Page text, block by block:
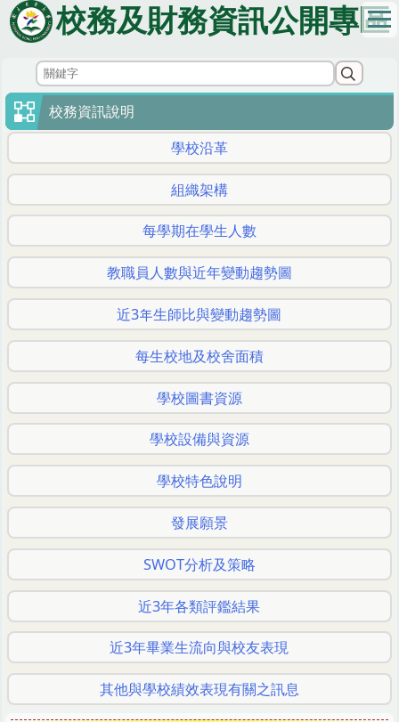
跳
到
內
容
區
校務及財務資訊公開專區
校務資訊說明
學校沿革
組織架構
每學期在學生人數
教職員人數與近年變動趨勢圖
近3年生師比與變動趨勢圖
每生校地及校舍面積
學校圖書資源
學校設備與資源
學校特色說明
發展願景
SWOT分析及策略
近3年各類評鑑結果
近3年畢業生流向與校友表現
其他與學校績效表現有關之訊息